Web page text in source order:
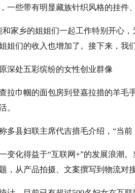
一些带有明显藏族针织风格的挂件
乡的姐姐们一起工作特别开心，
姐们的收入也增加了。接下来，我
处五彩缤纷的女性创业群像
巾帼的面包房到登嘉拉措的羊毛手
。
县妇联主席代吉措毛介绍，“当前
化得益于“互联网+”的发展浪潮。
，从产品拍摄、文案撰写到物流对